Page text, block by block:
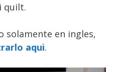
quilt.
solamente en ingles,
aqui.